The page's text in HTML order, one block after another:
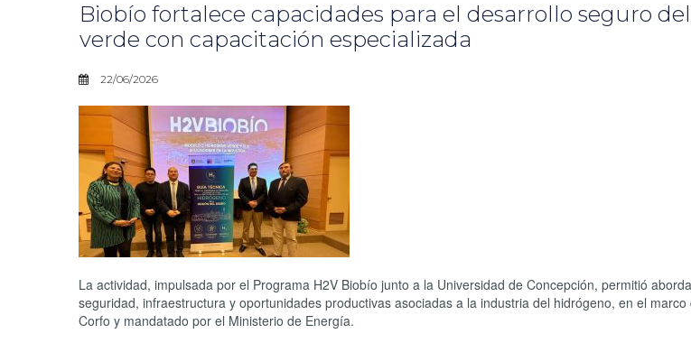
Biobío fortalece capacidades para el desarrollo seguro
verde con capacitación especializada
22/06/2026
La actividad, impulsada por el Programa H2V Biobío junto a la Universidad de Concepción, permitió
seguridad, infraestructura y oportunidades productivas asociadas a la industria del hidrógeno, en el
Corfo y mandatado por el Ministerio de Energía.